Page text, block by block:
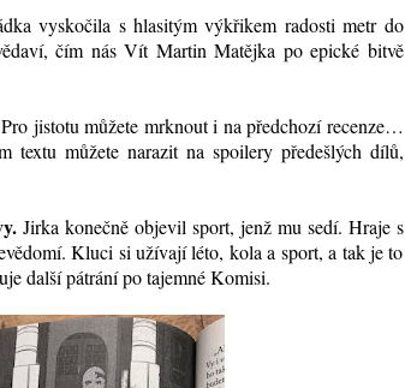
vyskočila s hlasitým výkřikem radosti metr do
čím nás Vít Martin Matějka po epické bitvě
Pro jistotu můžete mrknout i na předchozí recenze…
textu můžete narazit na spoilery předešlých dílů,
Jirka konečně objevil sport, jenž mu sedí. Hraje s
Kluci si užívají léto, kola a sport, a tak je to
další pátrání po tajemné Komisi.